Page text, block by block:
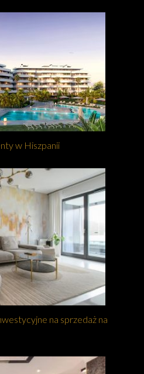
w Hiszpanii
na sprzedaż na